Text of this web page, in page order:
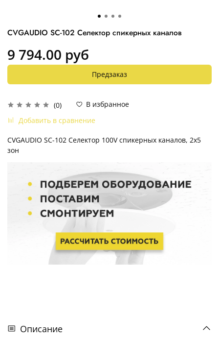
CVGAUDIO SC-102 Cелектор спикерных каналов
(0)
В избранное
Добавить в сравнение
9 794.00 руб
Предзаказ
CVGAUDIO SC-102 Селектор 100V спикерных каналов, 2х5
зон
Описание